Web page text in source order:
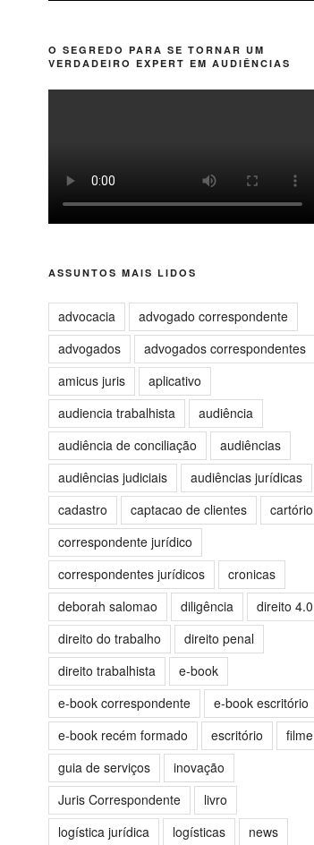
O SEGREDO PARA SE TORNAR UM
VERDADEIRO EXPERT EM AUDIÊNCIAS
ASSUNTOS MAIS LIDOS
advocacia
advogado correspondente
advogados
advogados correspondentes
amicus juris
aplicativo
audiencia trabalhista
audiência
audiência de conciliação
audiências
audiências judiciais
audiências jurídicas
cadastro
captacao de clientes
cartório
correspondente jurídico
correspondentes jurídicos
cronicas
deborah salomao
diligência
direito 4.0
direito do trabalho
direito penal
direito trabalhista
e-book
e-book correspondente
e-book escritório
e-book recém formado
escritório
filme
guia de serviços
inovação
Juris Correspondente
livro
logística jurídica
logísticas news